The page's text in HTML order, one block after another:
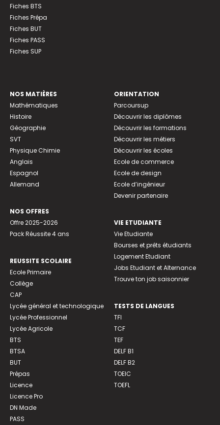
Fiches BTS
Fiches Prépa
Fiches BUT
Fiches PASS
Fiches SUP
NOS MATIÈRES
Mathématiques
Histoire
Géographie
SVT
Physique Chimie
Anglais
Espagnol
Allemand
NOS OFFRES
Offre 2025-2026
Pack Réussite 4 ans
REUSSITE SCOLAIRE
Ecole Primaire
Collège
CAP
Lycée général et technologique
Lycée Professionnel
Lycée Agricole
BTS
BTSA
BUT
Prépas
Licence
Licence Pro
DN Made
PASS
ORIENTATION
Parcoursup
Découvrir les diplômes
Découvrir les formations
Découvrir les métiers
Découvrir les écoles
Ecole de commerce
Ecole de design
Ecole d’ingénieur
Devenir partenaire
VIE ETUDIANTE
Vie Etudiante
Bourses et prêts étudiants
Logement Etudiant
Jobs Etudiant et Alternance
Trouve ton job saisonnier
TESTS DE LANGUES
TFI
TCF
TEF
DELF B1
DELF B2
TOEIC
TOEFL